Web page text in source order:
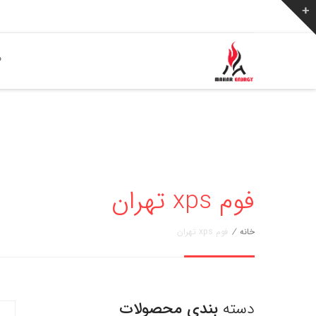
فوم xps تهران
خانه / فوم xps تهران
دسته بندی محصولات